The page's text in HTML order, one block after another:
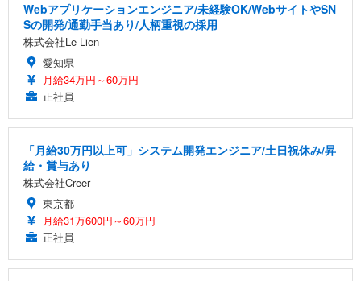
Webアプリケーションエンジニア/未経験OK/WebサイトやSN
Sの開発/通勤手当あり/人柄重視の採用
株式会社Le Lien
愛知県
月給34万円～60万円
正社員
「月給30万円以上可」システム開発エンジニア/土日祝休み/昇
給・賞与あり
株式会社Creer
東京都
月給31万600円～60万円
正社員